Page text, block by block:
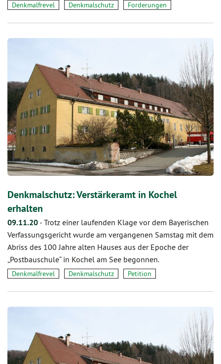
Denkmalfrevel Denkmalschutz Forderungen
Denkmalschutz: Verstärkeramt in Kochel
erhalten
09.11.20 - Trotz einer laufenden Klage vor dem Bayerischen
Verfassungsgericht wurde am vergangenen Samstag mit dem
Abriss des 100 Jahre alten Hauses aus der Epoche der
„Postbauschule“ in Kochel am See begonnen.
Denkmalfrevel Denkmalschutz Petition